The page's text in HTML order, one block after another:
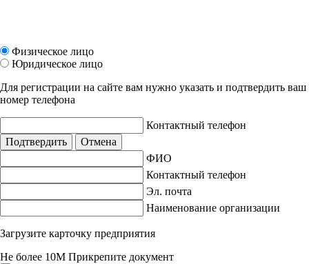
Физическое лицо
Юридическое лицо
Для регистрации на сайте вам нужно указать и подтвердить ваш
номер телефона
Контактный телефон
Подтвердить
Отмена
ФИО
Контактный телефон
Эл. почта
Наименование организации
Загрузите карточку предприятия
Не более 10M Прикрепите документ